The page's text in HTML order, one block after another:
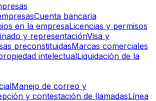
Cuenta bancaria
en la empresaLicencias y permisos
y representaciónVisa y
preconstituidasMarcas comerciales
intelectualLiquidación de la
Manejo de correo y
y contestación de llamadasLínea